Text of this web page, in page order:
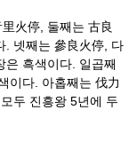
火停, 둘째는 古良
. 넷째는 參良火停, 다
은 흑색이다. 일곱째
이다. 아홉째는 伐力
두 진흥왕 5년에 두